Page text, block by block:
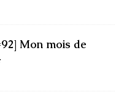
Mon mois de